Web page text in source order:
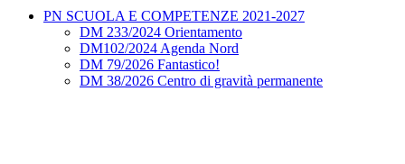
PN SCUOLA E COMPETENZE 2021-2027
DM 233/2024 Orientamento
DM102/2024 Agenda Nord
DM 79/2026 Fantastico!
DM 38/2026 Centro di gravità permanente